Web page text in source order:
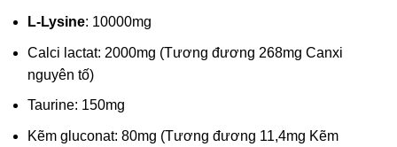
L-Lysine: 10000mg
Calci lactat: 2000mg (Tương đương 268mg Canxi
nguyên tố)
Taurine: 150mg
Kẽm gluconat: 80mg (Tương đương 11,4mg Kẽm